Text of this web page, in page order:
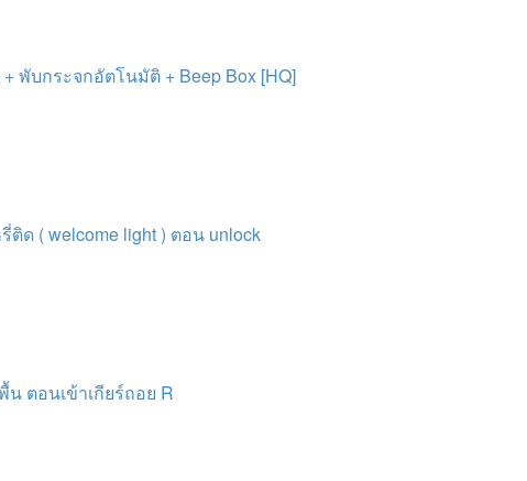
พับกระจกอัตโนมัติ + Beep Box [HQ]
ด ( welcome light ) ตอน unlock
น ตอนเข้าเกียร์ถอย R